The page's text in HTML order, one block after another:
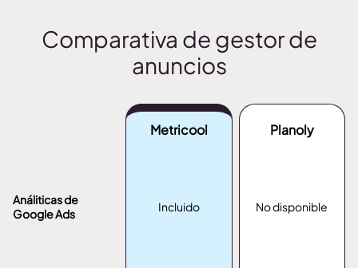
Comparativa de gestor de
anuncios
Metricool Planoly
Análiticas de
Google Ads
Incluido No disponible